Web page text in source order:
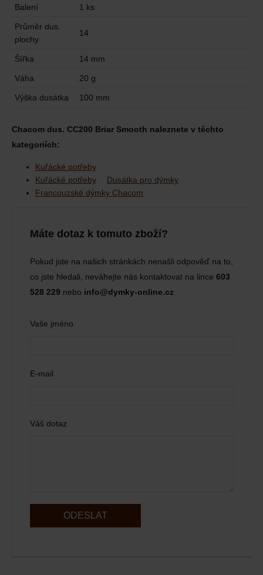
Balení 1 ks
Průměr dus.
plochy
14
Šířka 14 mm
Váha 20 g
Výška dusátka 100 mm
Chacom dus. CC200 Briar Smooth naleznete v těchto
kategoriích:
Kuřácké potřeby
Kuřácké potřeby
Dusátka pro dýmky
Francouzské dýmky Chacom
Máte dotaz k tomuto zboží?
Pokud jste na našich stránkách nenašli odpověď na to,
co jste hledali, neváhejte nás kontaktovat na lince 603
528 229 nebo info@dymky-online.cz
Vaše jméno
E-mail
Váš dotaz
ODESLAT